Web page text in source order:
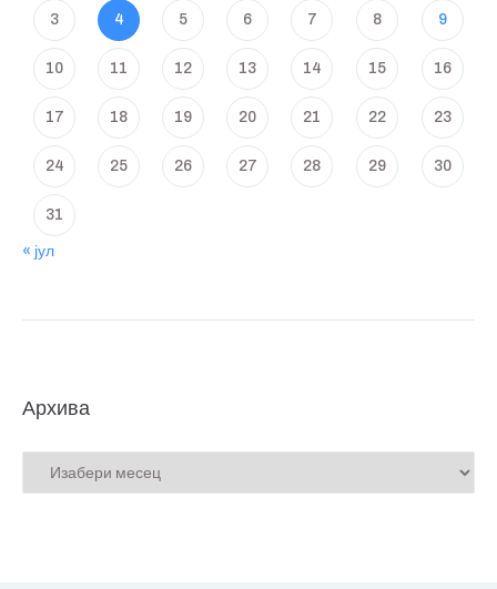
3 4 5 6 7 8 9
10 11 12 13 14 15 16
17 18 19 20 21 22 23
24 25 26 27 28 29 30
31
« јул
Архива